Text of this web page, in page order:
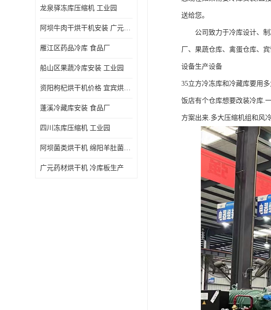
龙泉驿冻库压缩机 工业园
阿坝牛肉干烘干机安装 广元牛肉干烘干机 安装造价
雁江区药品冷库 食品厂
船山区果蔬冷库安装 工业园
资阳枸杞烘干机价格 宜宾烘房价格 冷库板生产
蓬溪冷藏库安装 食品厂
四川冻库压缩机 工业园
阿坝菌类烘干机 绵阳羊肚菌烘干机安装 安装造价
广元药材烘干机 冷库板生产
送给您。
公司致力于冷库设计、制
厂、果蔬仓库、禽蛋仓库、
设备生产设备
35立方冷冻库和冷藏库要用
饭店有个仓库想要改装冷库.
方案出来.多大压缩机组和风